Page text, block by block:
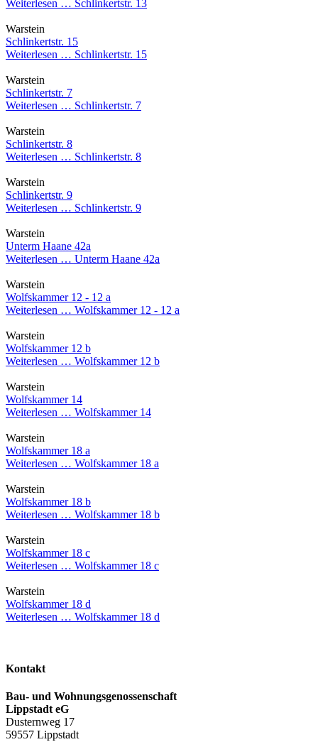
Weiterlesen … Schlinkertstr. 13
Warstein
Schlinkertstr. 15
Weiterlesen … Schlinkertstr. 15
Warstein
Schlinkertstr. 7
Weiterlesen … Schlinkertstr. 7
Warstein
Schlinkertstr. 8
Weiterlesen … Schlinkertstr. 8
Warstein
Schlinkertstr. 9
Weiterlesen … Schlinkertstr. 9
Warstein
Unterm Haane 42a
Weiterlesen … Unterm Haane 42a
Warstein
Wolfskammer 12 - 12 a
Weiterlesen … Wolfskammer 12 - 12 a
Warstein
Wolfskammer 12 b
Weiterlesen … Wolfskammer 12 b
Warstein
Wolfskammer 14
Weiterlesen … Wolfskammer 14
Warstein
Wolfskammer 18 a
Weiterlesen … Wolfskammer 18 a
Warstein
Wolfskammer 18 b
Weiterlesen … Wolfskammer 18 b
Warstein
Wolfskammer 18 c
Weiterlesen … Wolfskammer 18 c
Warstein
Wolfskammer 18 d
Weiterlesen … Wolfskammer 18 d
Kontakt
Bau- und Wohnungsgenossenschaft
Lippstadt eG
Dusternweg 17
59557 Lippstadt